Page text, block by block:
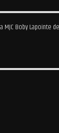
Boby Lapointe